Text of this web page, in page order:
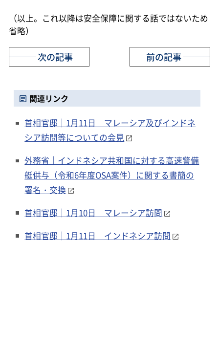
（以上。これ以降は安全保障に関する話ではないため
省略）
前の記事
次の記事
関連リンク
首相官邸｜1月11日 マレーシア及びインドネ
シア訪問等についての会見
外務省｜インドネシア共和国に対する高速警備
艇供与（令和6年度OSA案件）に関する書簡の
署名・交換
首相官邸｜1月10日 マレーシア訪問
首相官邸｜1月11日 インドネシア訪問